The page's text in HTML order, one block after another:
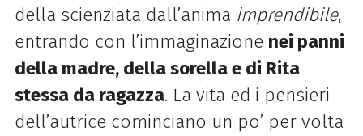
della scienziata dall’anima imprendibile,
entrando con l’immaginazione nei panni
della madre, della sorella e di Rita
stessa da ragazza. La vita ed i pensieri
dell’autrice cominciano un po’ per volta